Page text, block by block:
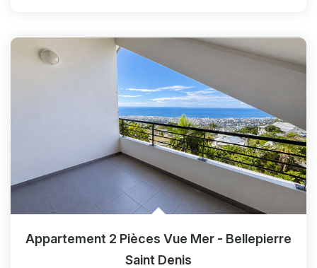
Appartement 2 Pièces Vue Mer - Bellepierre
Saint Denis